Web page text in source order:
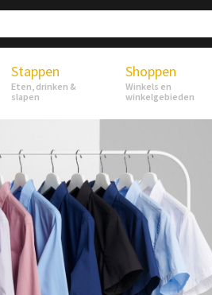
Stappen
Eten, drinken &
slapen
Shoppen
Winkels en
winkelgebieden